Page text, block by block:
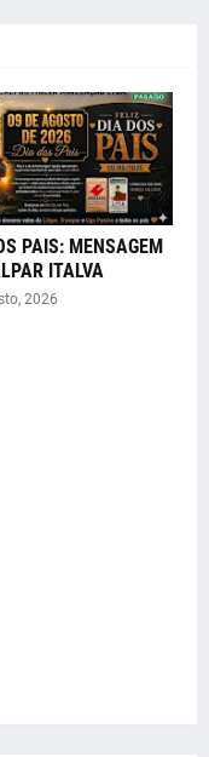
PAIS: MENSAGEM
ITALVA
2026